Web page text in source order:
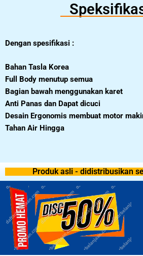
Dengan spesifikasi :
Bahan Tasla Korea
Full Body menutup semua
Bagian bawah menggunakan karet
Anti Panas dan Dapat dicuci
Desain Ergonomis membuat motor
Tahan Air Hingga
Produk asli - didistribusikan